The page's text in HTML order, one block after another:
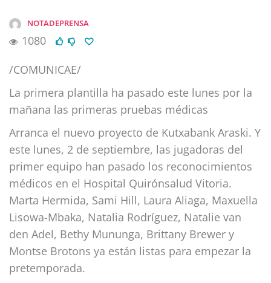
NOTADEPRENSA
1080
/COMUNICAE/
La primera plantilla ha pasado este lunes por la
mañana las primeras pruebas médicas
Arranca el nuevo proyecto de Kutxabank Araski. Y
este lunes, 2 de septiembre, las jugadoras del
primer equipo han pasado los reconocimientos
médicos en el Hospital Quirónsalud Vitoria.
Marta Hermida, Sami Hill, Laura Aliaga, Maxuella
Lisowa-Mbaka, Natalia Rodríguez, Natalie van
den Adel, Bethy Mununga, Brittany Brewer y
Montse Brotons ya están listas para empezar la
pretemporada.